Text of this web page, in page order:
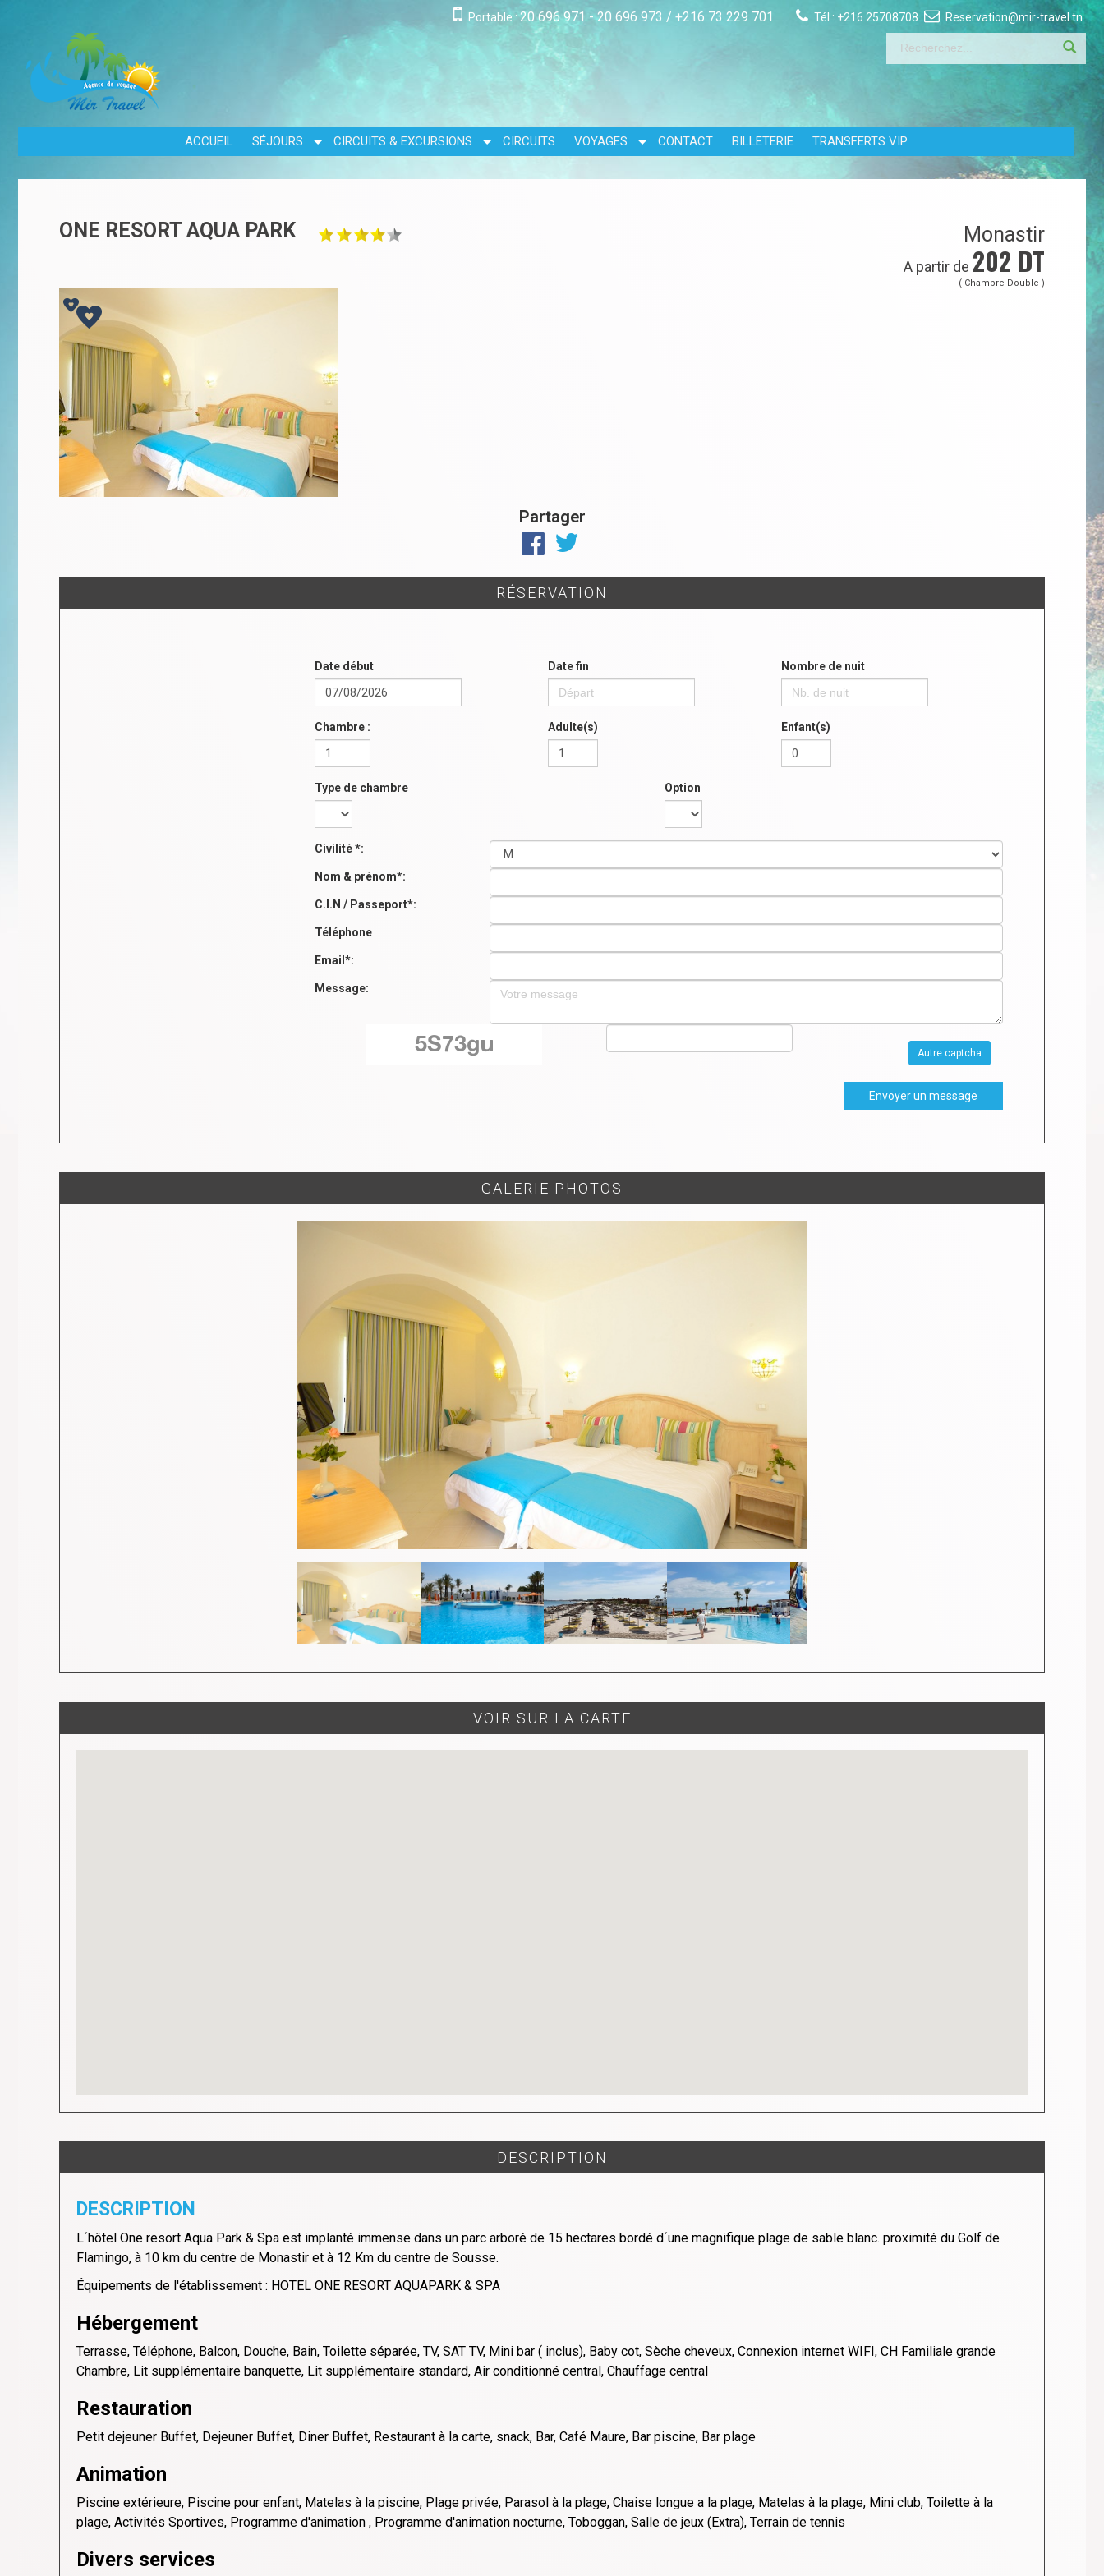
Portable :20 696 971 - 20 696 973 / +216 73 229 701 Tél : +216 25708708 Reservation@mir-travel.tn
ACCUEIL SÉJOURS CIRCUITS & EXCURSIONS CIRCUITS VOYAGES CONTACT BILLETERIE TRANSFERTS VIP
Monastir
A partir de 202 DT
( Chambre Double )
ONE RESORT AQUA PARK
Partager
RÉSERVATION
Date début Date fin Nombre de nuit
Chambre : Adulte(s) Enfant(s)
Type de chambre Option
Civilité *:
Nom & prénom*:
C.I.N / Passeport*:
Téléphone
Email*:
Message:
Autre captcha
GALERIE PHOTOS
VOIR SUR LA CARTE
DESCRIPTION
DESCRIPTION
L´hôtel One resort Aqua Park & Spa est implanté immense dans un parc arboré de 15 hectares bordé d´une magnifique plage de sable blanc. proximité du Golf de
Flamingo, à 10 km du centre de Monastir et à 12 Km du centre de Sousse.
Équipements de l'établissement : HOTEL ONE RESORT AQUAPARK & SPA
Hébergement
Terrasse, Téléphone, Balcon, Douche, Bain, Toilette séparée, TV, SAT TV, Mini bar ( inclus), Baby cot, Sèche cheveux, Connexion internet WIFI, CH Familiale grande
Chambre, Lit supplémentaire banquette, Lit supplémentaire standard, Air conditionné central, Chauffage central
Restauration
Petit dejeuner Buffet, Dejeuner Buffet, Diner Buffet, Restaurant à la carte, snack, Bar, Café Maure, Bar piscine, Bar plage
Animation
Piscine extérieure, Piscine pour enfant, Matelas à la piscine, Plage privée, Parasol à la plage, Chaise longue a la plage, Matelas à la plage, Mini club, Toilette à la
plage, Activités Sportives, Programme d'animation , Programme d'animation nocturne, Toboggan, Salle de jeux (Extra), Terrain de tennis
Divers services